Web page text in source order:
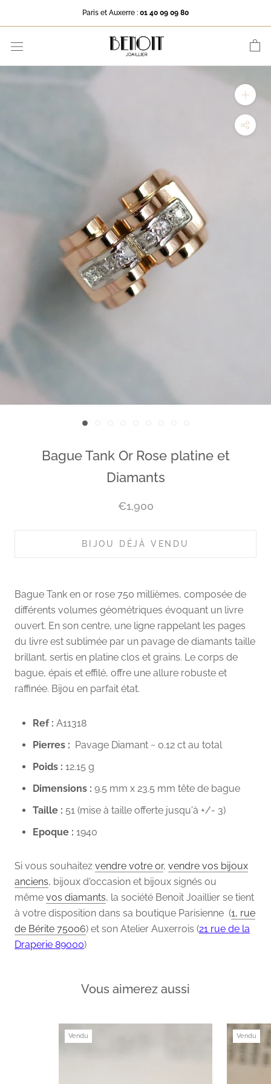
Paris et Auxerre : 01 40 09 09 80
Bague Tank Or Rose platine et
Diamants
€1,900
BIJOU DÉJÀ VENDU
Bague Tank en or rose 750 millièmes, composée de
différents volumes géométriques évoquant un livre
ouvert. En son centre, une ligne rappelant les pages
du livre est sublimée par un pavage de diamants taille
brillant, sertis en platine clos et grains. Le corps de
bague, épais et effilé, offre une allure robuste et
raffinée. Bijou en parfait état.
Ref : A11318
Pierres : Pavage Diamant ~ 0.12 ct au total
Poids : 12.15 g
Dimensions : 9.5 mm x 23.5 mm tête de bague
Taille : 51 (mise à taille offerte jusqu'à +/- 3)
Epoque : 1940
Si vous souhaitez vendre votre or, vendre vos bijoux
anciens, bijoux d'occasion et bijoux signés ou
même vos diamants, la société Benoit Joaillier se tient
à votre disposition dans sa boutique Parisienne (1, rue
de Bérite 75006) et son Atelier Auxerrois (21 rue de la
Draperie 89000)
Vous aimerez aussi
Vendu Vendu